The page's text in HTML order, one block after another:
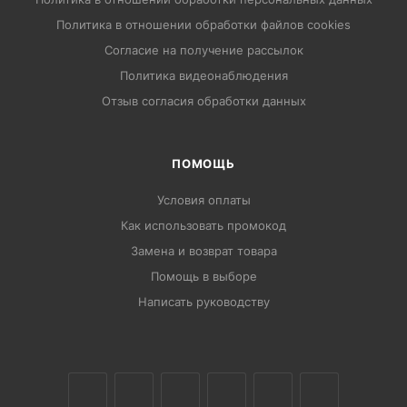
Политика в отношении обработки файлов cookies
Согласие на получение рассылок
Политика видеонаблюдения
Отзыв согласия обработки данных
ПОМОЩЬ
Условия оплаты
Как использовать промокод
Замена и возврат товара
Помощь в выборе
Написать руководству